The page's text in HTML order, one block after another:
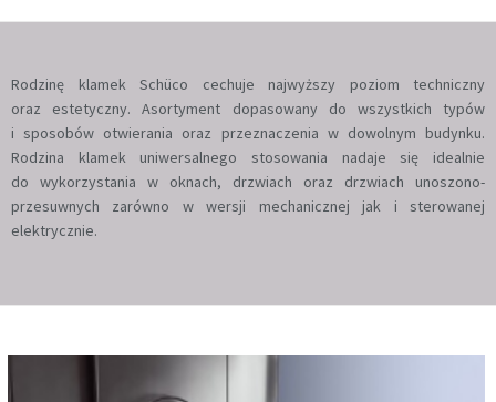
Rodzinę klamek Schüco cechuje najwyższy poziom techniczny
oraz estetyczny. Asortyment dopasowany do wszystkich typów
i sposobów otwierania oraz przeznaczenia w dowolnym budynku.
Rodzina klamek uniwersalnego stosowania nadaje się idealnie
do wykorzystania w oknach, drzwiach oraz drzwiach unoszono-
przesuwnych zarówno w wersji mechanicznej jak i sterowanej
elektrycznie.